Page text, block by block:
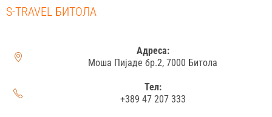
S-TRAVEL БИТОЛА
Адреса:
Моша Пијаде бр.2, 7000 Битола
Тел:
+389 47 207 333